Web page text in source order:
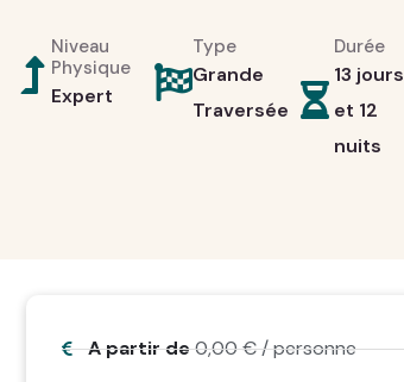
Niveau
Physique
Expert
Type
Grande
Traversée
Durée
13 jours
et 12
nuits
A partir de0,00€/ personne